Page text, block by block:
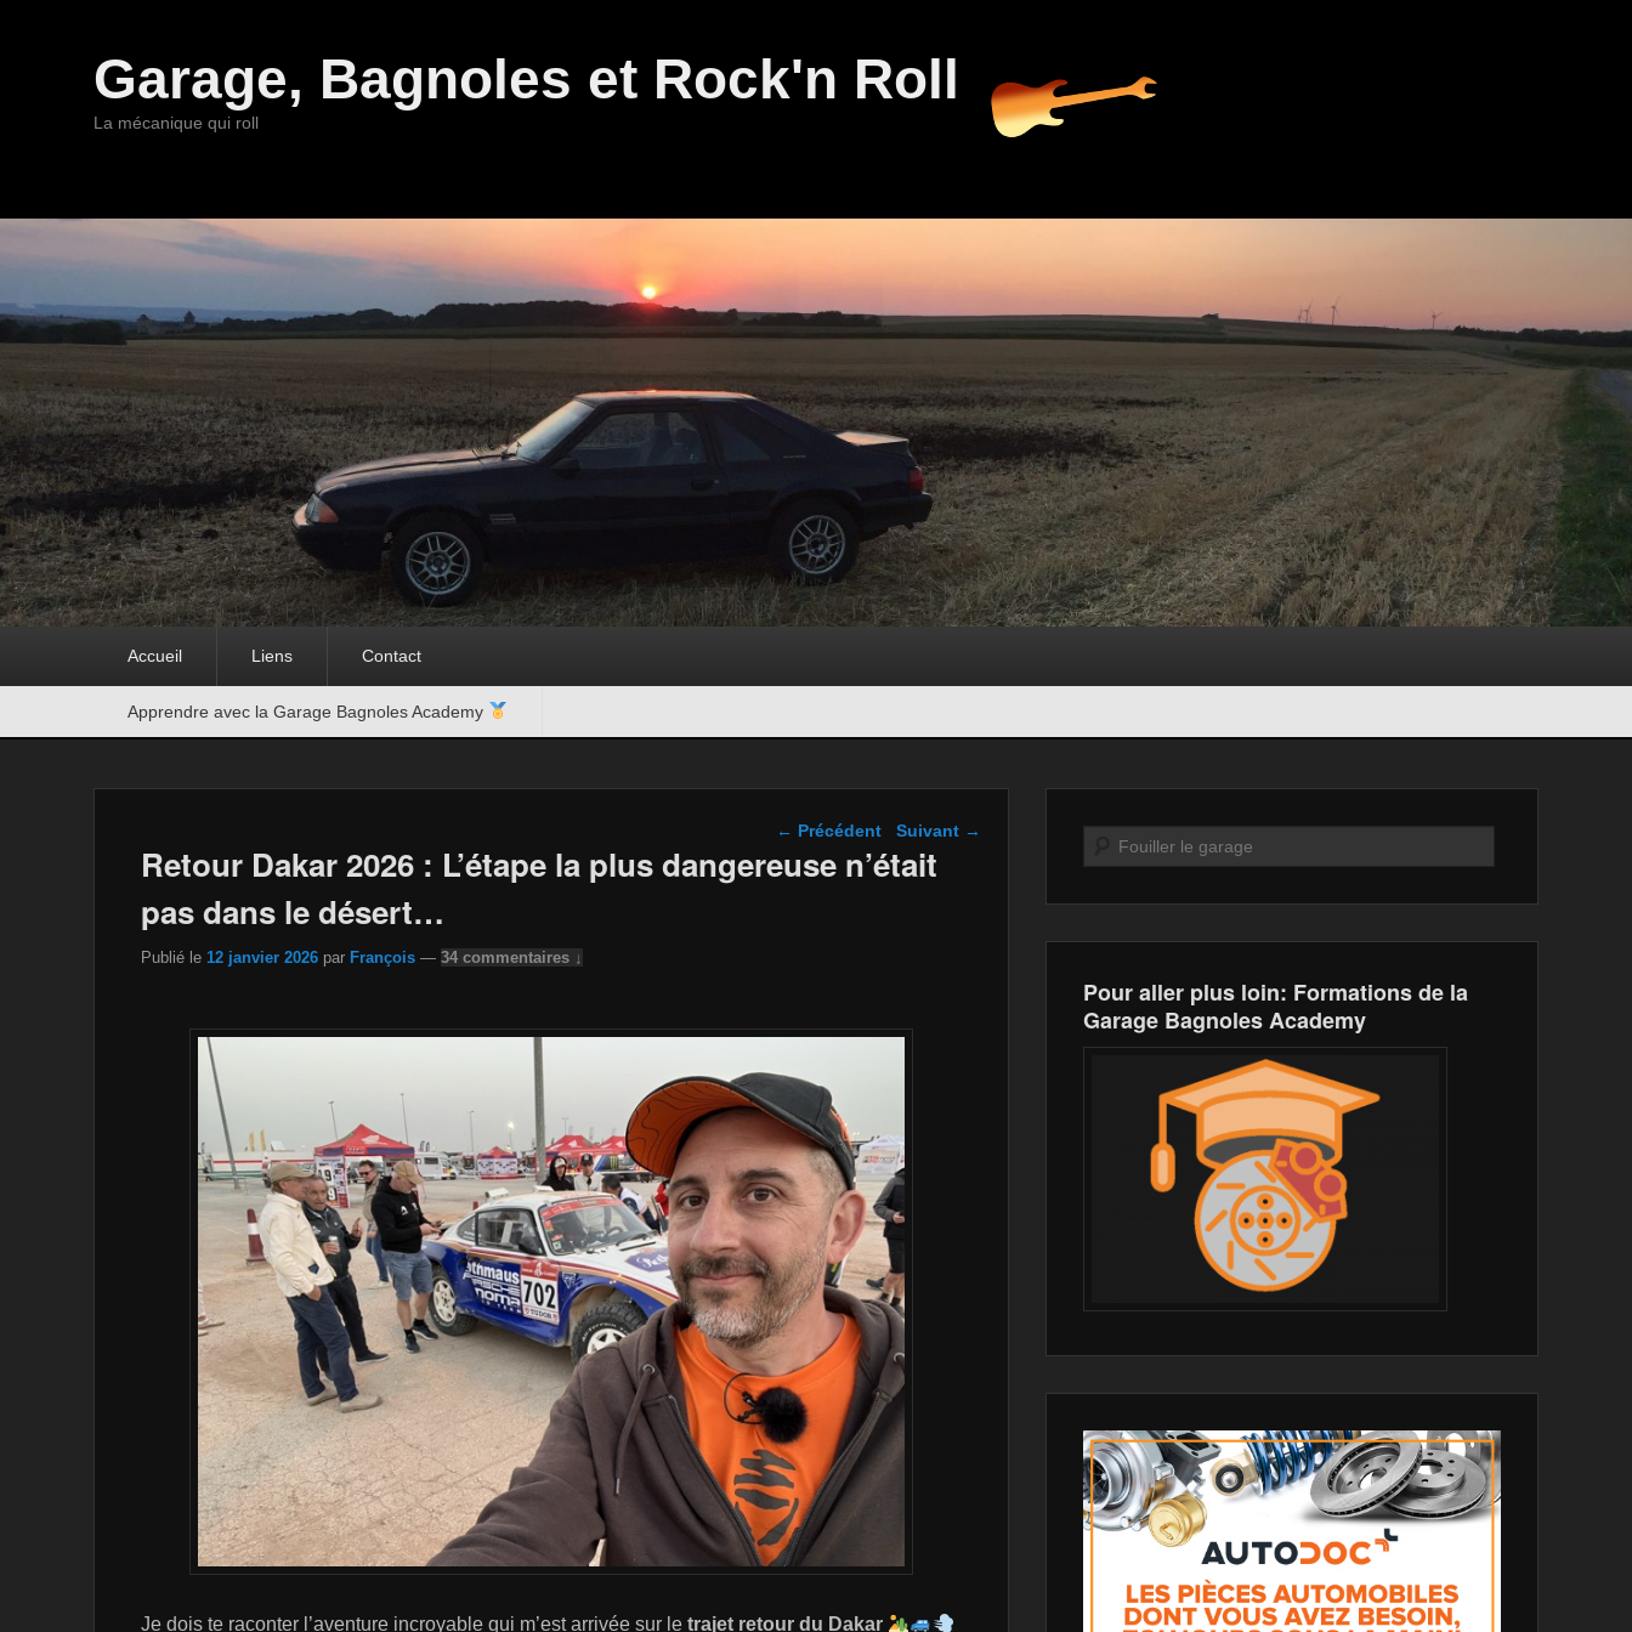
Garage, Bagnoles et Rock'n Roll
La mécanique qui roll
Accueil Liens Contact
Apprendre avec la Garage Bagnoles Academy
Navigation dans les
articles
← Précédent Suivant →
Retour Dakar 2026 : L’étape la plus dangereuse n’était
pas dans le désert…
Publié le 12 janvier 2026 par François — 34 commentaires ↓
Je dois te raconter l’aventure incroyable qui m’est arrivée sur le trajet retour du Dakar
Recherche
Pour aller plus loin: Formations de la
Garage Bagnoles Academy